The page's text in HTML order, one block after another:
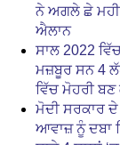
ਨੇ ਅਗਲੇ ਛੇ
ਐਲਾਨ
ਸਾਲ 2022
ਮਜ਼ਬੂਰ ਸਨ 4
ਵਿੱਚ ਮੋਹਰੀ
ਮੋਦੀ ਸਰਕਾਰ
ਆਵਾਜ਼ ਨੂੰ ਦਬਾ